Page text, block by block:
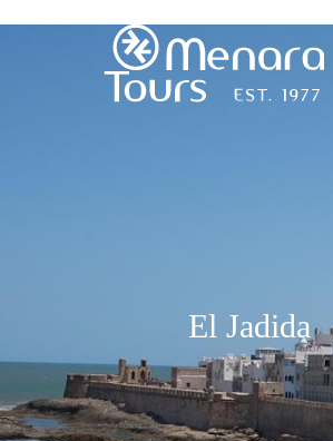
El Jadida
Activités